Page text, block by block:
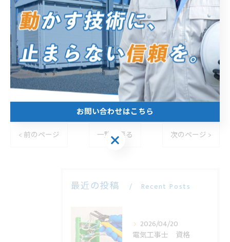
----------------------------------------------------------------------
エムアイ電機株式会社
住所 :静岡県浜松市中央区北島町７９６−１
電話番号 :053-571-2700
----------------------------------------------------------------------
< 前のページ 一覧に戻る 次のページ >
最近の投稿 Recent Posts
2026/04/20
電気工事士 資格
お問い合わせはこちら
お問い合わせはこちら